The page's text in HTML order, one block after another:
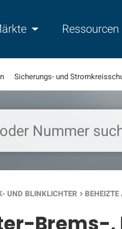
Ressourcen
Sicherungs- und
UND BLINKLICHTER keyboard_arrow_right